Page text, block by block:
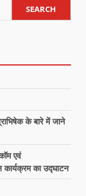
SEARCH
के बारे में जाने
एवं
का उद्घाटन